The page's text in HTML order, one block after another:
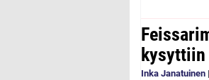
kysyttiin
Inka Janatuinen |